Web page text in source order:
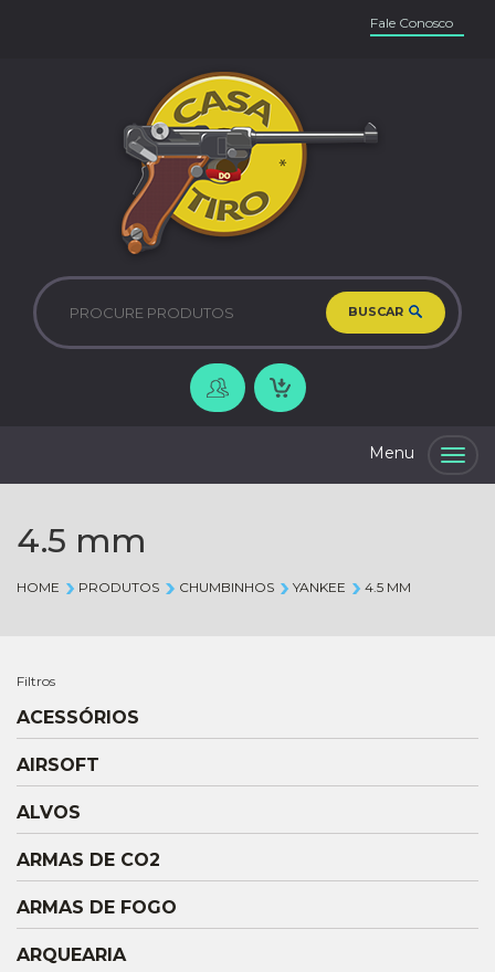
Fale Conosco
BUSCAR
4.5 mm
HOME PRODUTOS CHUMBINHOS YANKEE 4.5 MM
Filtros
ACESSÓRIOS
AIRSOFT
ALVOS
ARMAS DE CO2
ARMAS DE FOGO
ARQUEARIA